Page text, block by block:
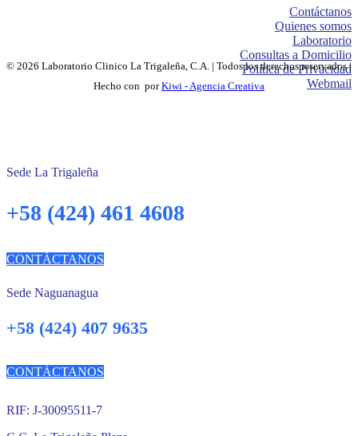
Contáctanos
Quienes somos
Laboratorio
Consultas a Domicilio
Política de Privacidad
Webmail
© 2026 Laboratorio Clinico La Trigaleña, C.A. | Todos los derechos reservados |
Hecho con porKiwi - Agencia Creativa
Sede La Trigaleña
+58 (424) 461 4608
CONTÁCTANOS
Sede Naguanagua
+58 (424) 407 9635
CONTÁCTANOS
RIF: J-30095511-7